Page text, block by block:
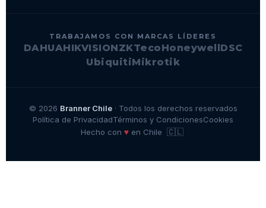
TRABAJAMOS CON MARCAS LÍDERES
DAHUAHIKVISIONZKTecoHoneywellDSC
UbiquitiMikrotik
© 2026 Branner Chile· Todos los derechos reservados
Política de PrivacidadTérminos y CondicionesCookies
Hecho con ♥en Chile 🇨🇱